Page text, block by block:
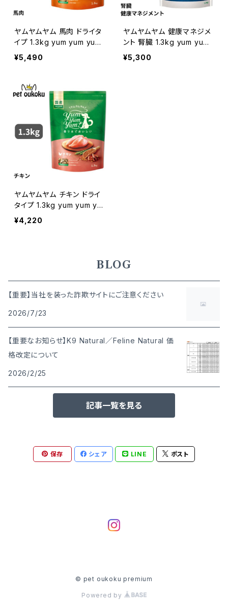
ヤムヤムヤム 馬肉 ドライタ
イプ 1.3kg yum yum yum
! 4571245859426
¥5,490
ヤムヤムヤム 健康マネジメ
ント 腎臓 1.3kg yum yum
yum ! 4571245859259
¥5,300
ヤムヤムヤム チキン ドライ
タイプ 1.3kg yum yum yu
m ! 4571245859327
¥4,220
BLOG
【重要】当社を装った詐欺サイトにご注意ください
2026/7/23
【重要なお知らせ】K9 Natural／Feline Natural 価
格改定について
2026/2/25
記事一覧を見る
保存 シェア LINE ポスト
© pet oukoku premium
Powered by